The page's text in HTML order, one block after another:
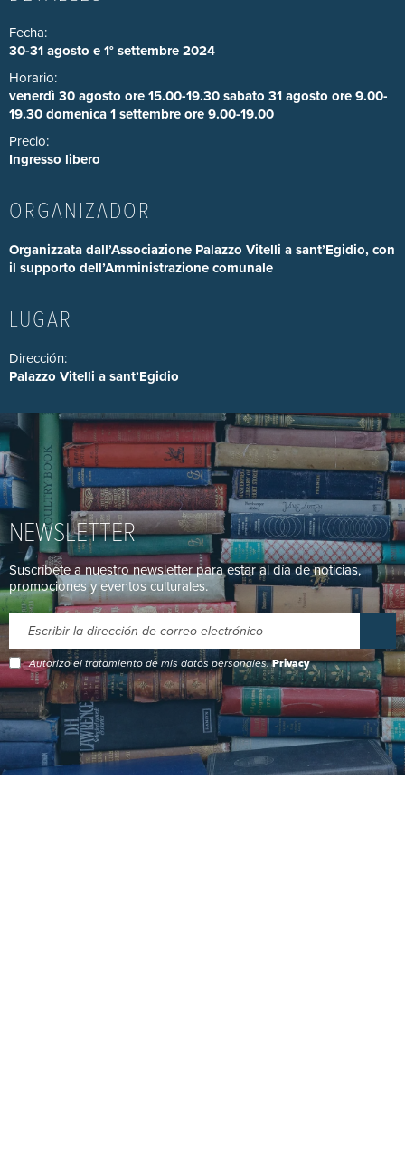
Fecha:
30-31 agosto e 1° settembre 2024
Horario:
venerdì 30 agosto ore 15.00-19.30 sabato 31 agosto ore 9.00-
19.30 domenica 1 settembre ore 9.00-19.00
Precio:
Ingresso libero
ORGANIZADOR
Organizzata dall’Associazione Palazzo Vitelli a sant’Egidio, con
il supporto dell’Amministrazione comunale
LUGAR
Dirección:
Palazzo Vitelli a sant’Egidio
NEWSLETTER
Suscríbete a nuestro newsletter para estar al día de noticias,
promociones y eventos culturales.
Autorizo el tratamiento de mis datos personales.Privacy